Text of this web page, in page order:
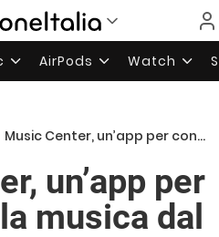
AirPods Watch
Music Center, un’app per controllare la musica dal Centro Notifiche
un’app per
musica dal